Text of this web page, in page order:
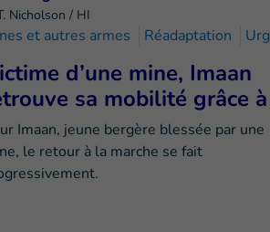
Nicholson / HI
et autres armes Réadaptation
d’une mine, Imaan
sa mobilité grâce
Imaan, jeune bergère blessée par une
le retour à la marche se fait